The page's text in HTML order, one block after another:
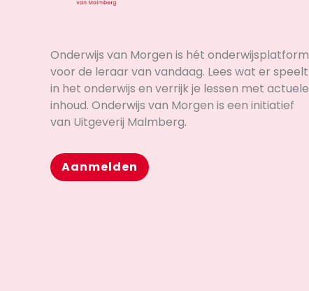
Onderwijs van Morgen is hét onderwijsplatform
voor de leraar van vandaag. Lees wat er speelt
in het onderwijs en verrijk je lessen met actuele
inhoud. Onderwijs van Morgen is een initiatief
van Uitgeverij Malmberg.
Aanmelden